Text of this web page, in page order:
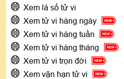
Xem lá số tử vi
Xem tử vi hàng ngày
Xem tử vi hàng tuần
Xem tử vi hàng tháng
Xem tử vi trọn đời
Xem vận hạn tử vi